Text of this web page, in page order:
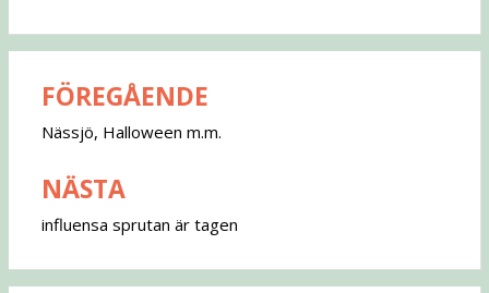
Inläggsnavigering
FÖREGÅENDE
Nässjö, Halloween m.m.
NÄSTA
influensa sprutan är tagen